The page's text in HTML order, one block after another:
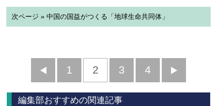
次ページ » 中国の国益がつくる「地球生命共同体」
前
へ
1 2 3 4
へ
編集部おすすめの関連記事